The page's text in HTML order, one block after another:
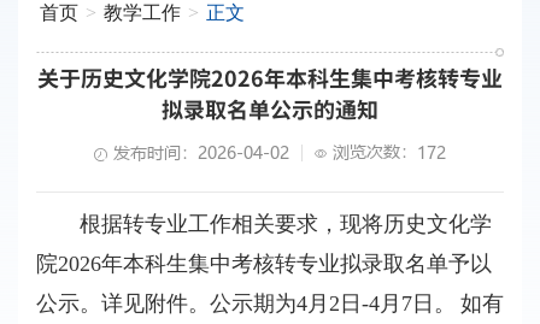
首页 > 教学工作 > 正文
关于历史文化学院2026年本科生集中考核转专业
拟录取名单公示的通知
发布时间：2026-04-02 浏览次数： 172
根据转专业工作相关要求，现将历史文化学
院2026年本科生集中考核转专业拟录取名单予以
公示。详见附件。公示期为4月 2 日 -4月 7 日。
如有